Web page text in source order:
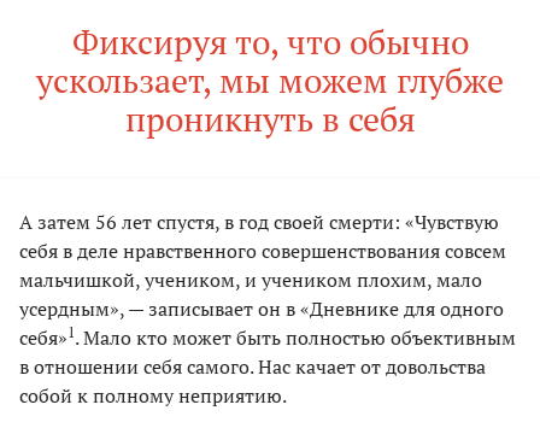
Фиксируя то, что обычно
ускользает, мы можем глубже
проникнуть в себя
А затем 56 лет спустя, в год своей смерти: «Чувствую
себя в деле нравственного совершенствования совсем
мальчишкой, учеником, и учеником плохим, мало
усердным», — записывает он в «Дневнике для одного
себя»1 . Мало кто может быть полностью объективным
в отношении себя самого. Нас качает от довольства
собой к полному неприятию.